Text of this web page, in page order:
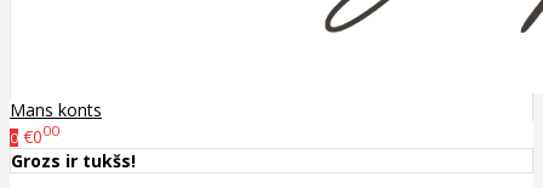
Mans konts
0 €000
Grozs ir tukšs!